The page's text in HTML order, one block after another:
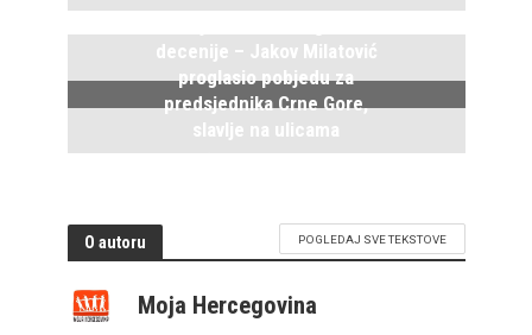
decenije – Jakov Milatović
proglasio pobjedu za
predsjednika Crne Gore,
slavlje na ulicama
2. Aprila 2023.
O autoru POGLEDAJ SVE TEKSTOVE
Moja Hercegovina